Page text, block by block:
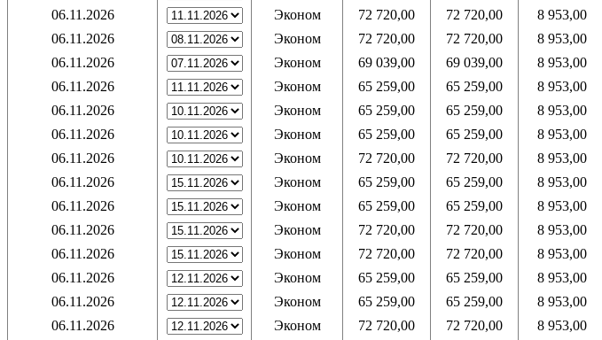
06.11.2026
Эконом 72 720,00 72 720,00 8 953,00
06.11.2026
Эконом 72 720,00 72 720,00 8 953,00
06.11.2026
Эконом 69 039,00 69 039,00 8 953,00
06.11.2026
Эконом 65 259,00 65 259,00 8 953,00
06.11.2026
Эконом 65 259,00 65 259,00 8 953,00
06.11.2026
Эконом 65 259,00 65 259,00 8 953,00
06.11.2026
Эконом 72 720,00 72 720,00 8 953,00
06.11.2026
Эконом 65 259,00 65 259,00 8 953,00
06.11.2026
Эконом 65 259,00 65 259,00 8 953,00
06.11.2026
Эконом 72 720,00 72 720,00 8 953,00
06.11.2026
Эконом 72 720,00 72 720,00 8 953,00
06.11.2026
Эконом 65 259,00 65 259,00 8 953,00
06.11.2026
Эконом 65 259,00 65 259,00 8 953,00
06.11.2026
Эконом 72 720,00 72 720,00 8 953,00